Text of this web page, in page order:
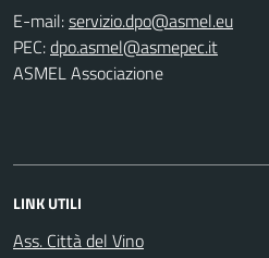
E-mail:
PEC:
ASMEL Associazione
LINK UTILI
Ass. Città del Vino